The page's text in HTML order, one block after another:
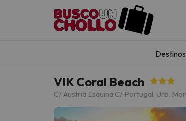
Destinos
VIK Coral Beach
C/ Austria Esquina C/ Portugal, Urb.